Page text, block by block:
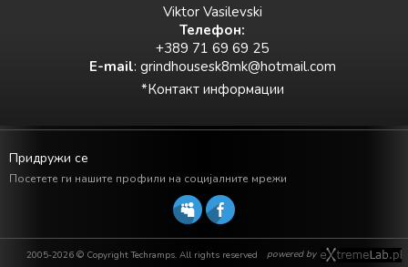
Viktor Vasilevski
Teлефон:
+389 71 69 69 25
E-mail: grindhousesk8mk@hotmail.com
*Контакт информации
Придружи се
Посетете ги нашите профили на социјалните мрежи
powered by
2005-2026 © Copyright Techramps. All rights reserved